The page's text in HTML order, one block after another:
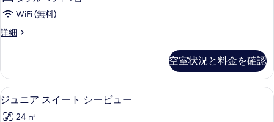
真
を
表
る
写
真
示
す
る
詳
細
ビ
ュ
ー
の
す
べ
て
WiFi (無料)
詳細
ス
シ
ー
ビ
ー
空室状況と料金を確認
ジ
ュ
5
ジュニア スイート シービュー
24 ㎡